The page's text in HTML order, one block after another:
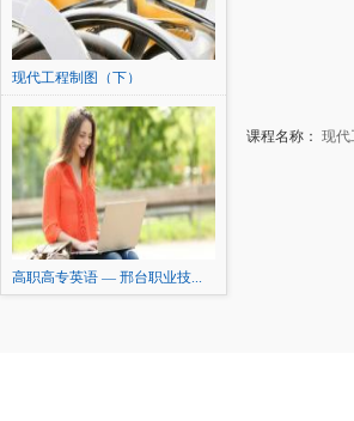
现代工程制图（下）
高职高专英语 — 邢台职业技...
课程名称： 现代